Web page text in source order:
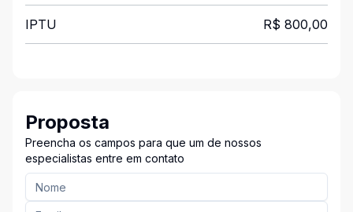
IPTU R$ 800,00
Proposta
Preencha os campos para que um de nossos
especialistas entre em contato